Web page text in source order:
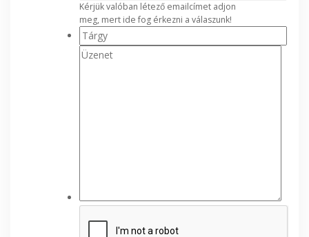
Kérjük valóban létező emailcímet adjon
meg, mert ide fog érkezni a válaszunk!